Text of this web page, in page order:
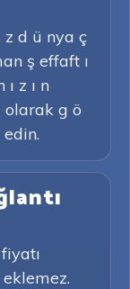
z d ü nya ç
ş effaft ı
z ı n
olarak g ö